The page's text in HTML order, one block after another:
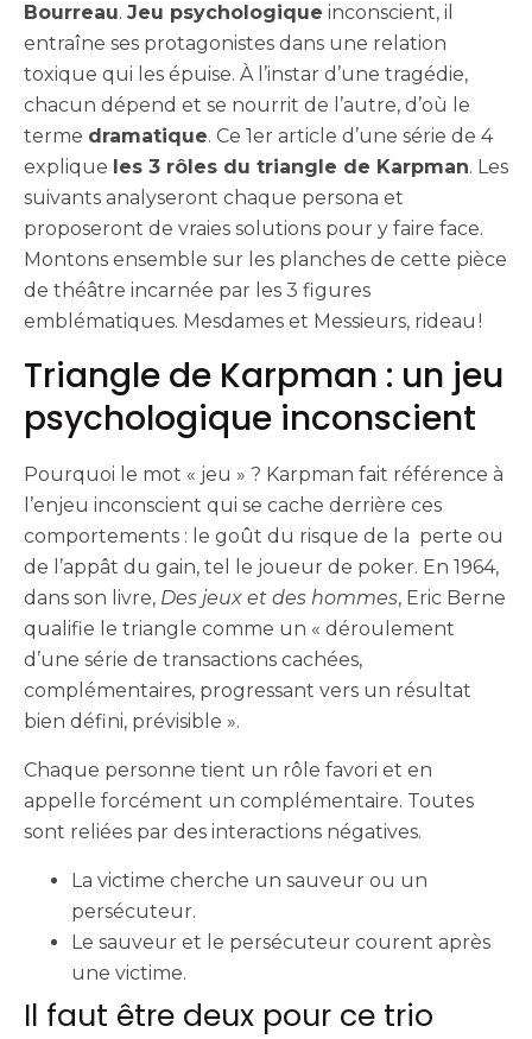
Bourreau. Jeu psychologique inconscient, il
entraîne ses protagonistes dans une relation
toxique qui les épuise. À l’instar d’une tragédie,
chacun dépend et se nourrit de l’autre, d’où le
terme dramatique. Ce 1er article d’une série de 4
explique les 3 rôles du triangle de Karpman. Les
suivants analyseront chaque persona et
proposeront de vraies solutions pour y faire face.
Montons ensemble sur les planches de cette pièce
de théâtre incarnée par les 3 figures
emblématiques. Mesdames et Messieurs, rideau !
Triangle de Karpman : un jeu
psychologique inconscient
Pourquoi le mot « jeu » ? Karpman fait référence à
l’enjeu inconscient qui se cache derrière ces
comportements : le goût du risque de la perte ou
de l’appât du gain, tel le joueur de poker. En 1964,
dans son livre, Des jeux et des hommes, Eric Berne
qualifie le triangle comme un « déroulement
d’une série de transactions cachées,
complémentaires, progressant vers un résultat
bien défini, prévisible ».
Chaque personne tient un rôle favori et en
appelle forcément un complémentaire. Toutes
sont reliées par des interactions négatives.
La victime cherche un sauveur ou un
persécuteur.
Le sauveur et le persécuteur courent après
une victime.
Il faut être deux pour ce trio